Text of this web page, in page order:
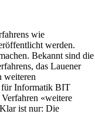
wie
werden.
Bekannt sind die
das Lauener
weiteren
für Informatik BIT
«weitere
ist nur: Die